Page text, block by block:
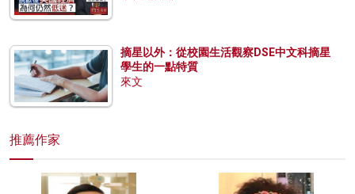
摘星以外：從校園生活觀察DSE中文科摘星
學生的一點特質
來文
推薦作家